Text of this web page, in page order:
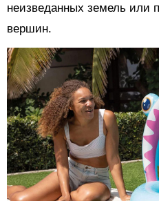
неизведанных земель или
вершин.